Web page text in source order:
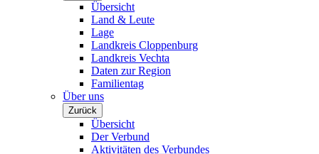
Übersicht
Land & Leute
Lage
Landkreis Cloppenburg
Landkreis Vechta
Daten zur Region
Familientag
Über uns
Zurück
Übersicht
Der Verbund
Aktivitäten des Verbundes